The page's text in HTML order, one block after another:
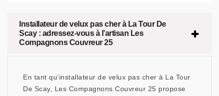
Installateur de velux pas cher à La Tour De
Scay : adressez-vous à l’artisan Les
Compagnons Couvreur 25
En tant qu’installateur de velux pas cher à La Tour
De Scay, Les Compagnons Couvreur 25 propose